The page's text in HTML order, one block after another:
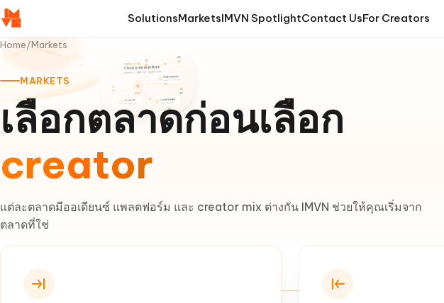
SolutionsMarketsIMVN SpotlightContact UsFor Creators
MARKET LENS
Choose market first
Audience / platform / creator mix
IMVN PH
ID
Platform cues
TikTok / IG / Search
Creator fit
Audience match
Local insight
Culture and timing
Home/Markets
MARKETS
เลือกตลาดก่อนเลือก
creator
แต่ละตลาดมีออเดียนซ์ แพลตฟอร์ม และ creator mix ต่างกัน IMVN ช่วยให้คุณเริ่มจาก
ตลาดที่ใช่